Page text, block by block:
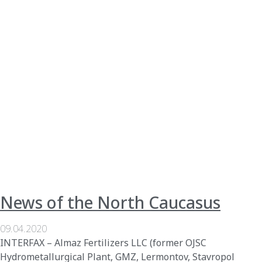
News of the North Caucasus
09.04.2020
INTERFAX – Almaz Fertilizers LLC (former OJSC
Hydrometallurgical Plant, GMZ, Lermontov, Stavropol